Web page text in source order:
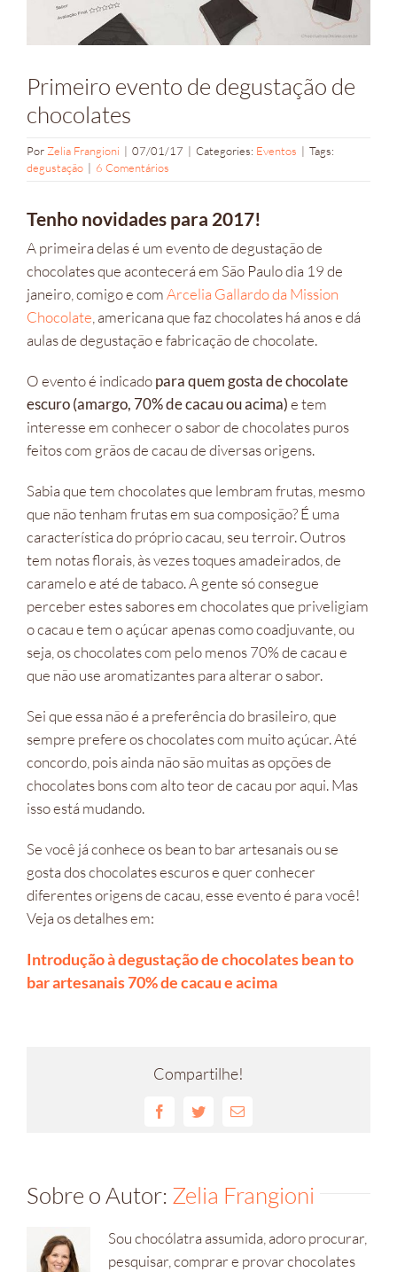
Primeiro evento de degustação de
chocolates
PorZelia Frangioni | 07/01/17 | Categories: Eventos | Tags:
degustação | 6 Comentários
Tenho novidades para 2017!
A primeira delas é um evento de degustação de
chocolates que acontecerá em São Paulo dia 19 de
janeiro, comigo e comArcelia Gallardo da Mission
Chocolate, americana que faz chocolates há anos e dá
aulas de degustação e fabricação de chocolate.
O evento é indicadopara quem gosta de chocolate
escuro (amargo, 70% de cacau ou acima)e tem
interesse em conhecer o sabor de chocolates puros
feitos com grãos de cacau de diversas origens.
Sabia que tem chocolates que lembram frutas, mesmo
que não tenham frutas em sua composição? É uma
característica do próprio cacau, seu terroir. Outros
tem notas florais, às vezes toques amadeirados, de
caramelo e até de tabaco. A gente só consegue
perceber estes sabores em chocolates que priveligiam
o cacau e tem o açúcar apenas como coadjuvante, ou
seja, os chocolates com pelo menos 70% de cacau e
que não use aromatizantes para alterar o sabor.
Sei que essa não é a preferência do brasileiro, que
sempre prefere os chocolates com muito açúcar. Até
concordo, pois ainda não são muitas as opções de
chocolates bons com alto teor de cacau por aqui. Mas
isso está mudando.
Se você já conhece os bean to bar artesanais ou se
gosta dos chocolates escuros e quer conhecer
diferentes origens de cacau, esse evento é para você!
Veja os detalhes em:
Introdução à degustação de chocolates bean to
bar artesanais 70% de cacau e acima
Compartilhe!
FacebookTwitterE-
Sobre o Autor: Zelia Frangioni
Sou chocólatra assumida, adoro procurar,
pesquisar, comprar e provar chocolates